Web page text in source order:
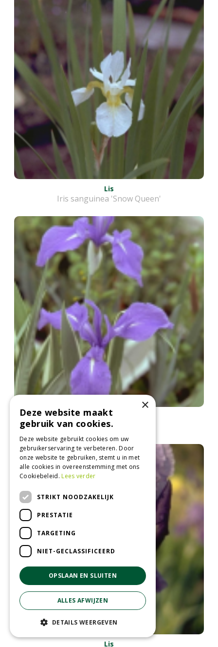
Lis
Iris sanguinea 'Snow Queen'
Lis
Iris 'Joanna'
Lis
×
Deze website maakt
gebruik van cookies.
Deze website gebruikt cookies om uw
gebruikerservaring te verbeteren. Door
onze website te gebruiken, stemt u in met
alle cookies in overeenstemming met ons
Cookiebeleid.Lees verder
STRIKT NOODZAKELIJK
PRESTATIE
TARGETING
NIET-GECLASSIFICEERD
OPSLAAN EN SLUITEN
ALLES AFWIJZEN
DETAILS WEERGEVEN